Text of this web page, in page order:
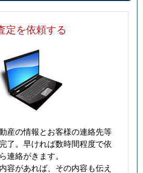
定を依頼する
産の情報とお客様の連絡先等
了。早ければ数時間程度で依
連絡がきます。
容があれば、その内容も伝え